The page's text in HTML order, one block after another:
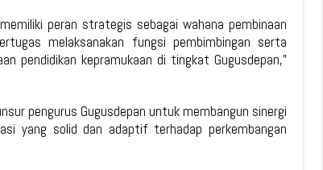
peran strategis sebagai wahana pembinaan
melaksanakan fungsi pembimbingan serta
pendidikan kepramukaan di tingkat Gugusdepan,”
pengurus Gugusdepan untuk membangun sinergi
yang solid dan adaptif terhadap perkembangan